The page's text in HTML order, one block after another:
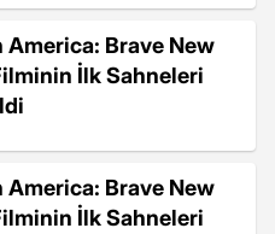
America: Brave New
İlk Sahneleri
America: Brave New
İlk Sahneleri